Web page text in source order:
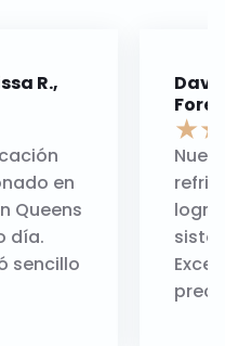
R.,
en
Queens
día.
sencillo
★★